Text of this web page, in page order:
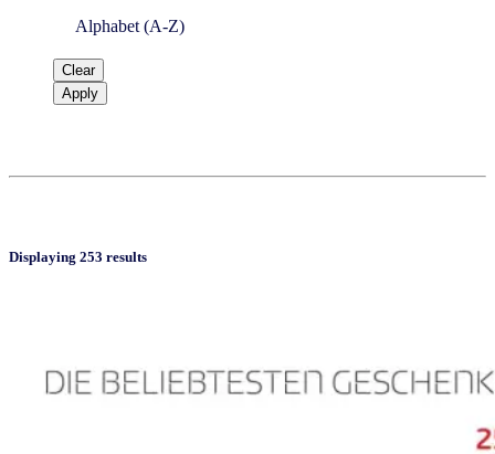
Alphabet (A-Z)
Clear
Apply
Displaying 253 results